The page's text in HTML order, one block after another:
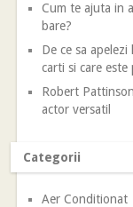
Cum te ajuta in
bare?
De ce sa
carti si care este
Robert
actor versatil
Categorii
Aer Conditionat